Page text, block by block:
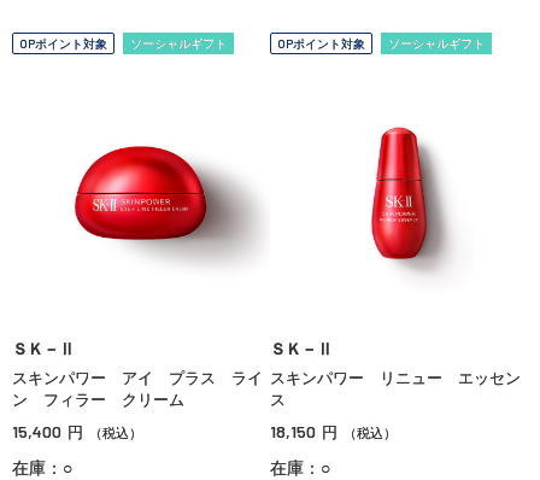
OPポイント対象 ソーシャルギフト
ＳＫ－Ⅱ
スキンパワー アイ プラス ライ
ン フィラー クリーム
15,400 円 （税込）
在庫：○
OPポイント対象 ソーシャルギフト
ＳＫ－Ⅱ
スキンパワー リニュー エッセン
ス
18,150 円 （税込）
在庫：○